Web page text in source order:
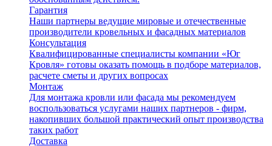
Гарантия
Наши партнеры ведущие мировые и отечественные
производители кровельных и фасадных материалов
Консультация
Квалифицированные специалисты компании «Юг
Кровля» готовы оказать помощь в подборе материалов,
расчете сметы и других вопросах
Монтаж
Для монтажа кровли или фасада мы рекомендуем
воспользоваться услугами наших партнеров - фирм,
накопивших большой практический опыт производства
таких работ
Доставка